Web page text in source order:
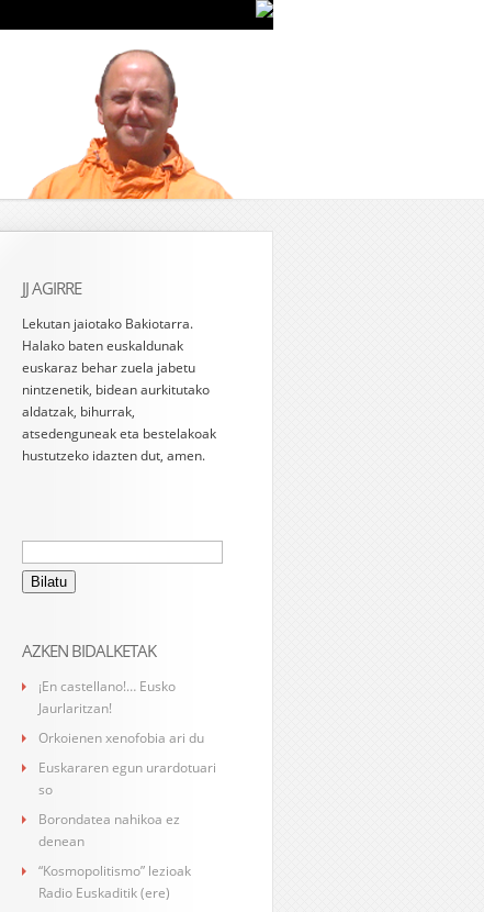
JJ AGIRRE
Lekutan jaiotako Bakiotarra.
Halako baten euskaldunak
euskaraz behar zuela jabetu
nintzenetik, bidean aurkitutako
aldatzak, bihurrak,
atsedenguneak eta bestelakoak
hustutzeko idazten dut, amen.
Bilatu:
AZKEN BIDALKETAK
¡En castellano!… Eusko
Jaurlaritzan!
Orkoienen xenofobia ari du
Euskararen egun urardotuari
so
Borondatea nahikoa ez
denean
“Kosmopolitismo” lezioak
Radio Euskaditik (ere)